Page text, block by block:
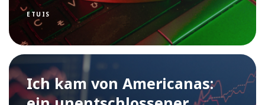
ETUIS
Ich kam von Americanas: